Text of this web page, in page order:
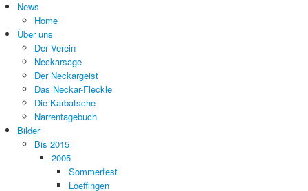
News
Home
Über uns
Der Verein
Neckarsage
Der Neckargeist
Das Neckar-Fleckle
Die Karbatsche
Narrentagebuch
Bilder
Bis 2015
2005
Sommerfest
Loeffingen